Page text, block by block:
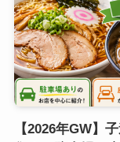
【2026年GW】